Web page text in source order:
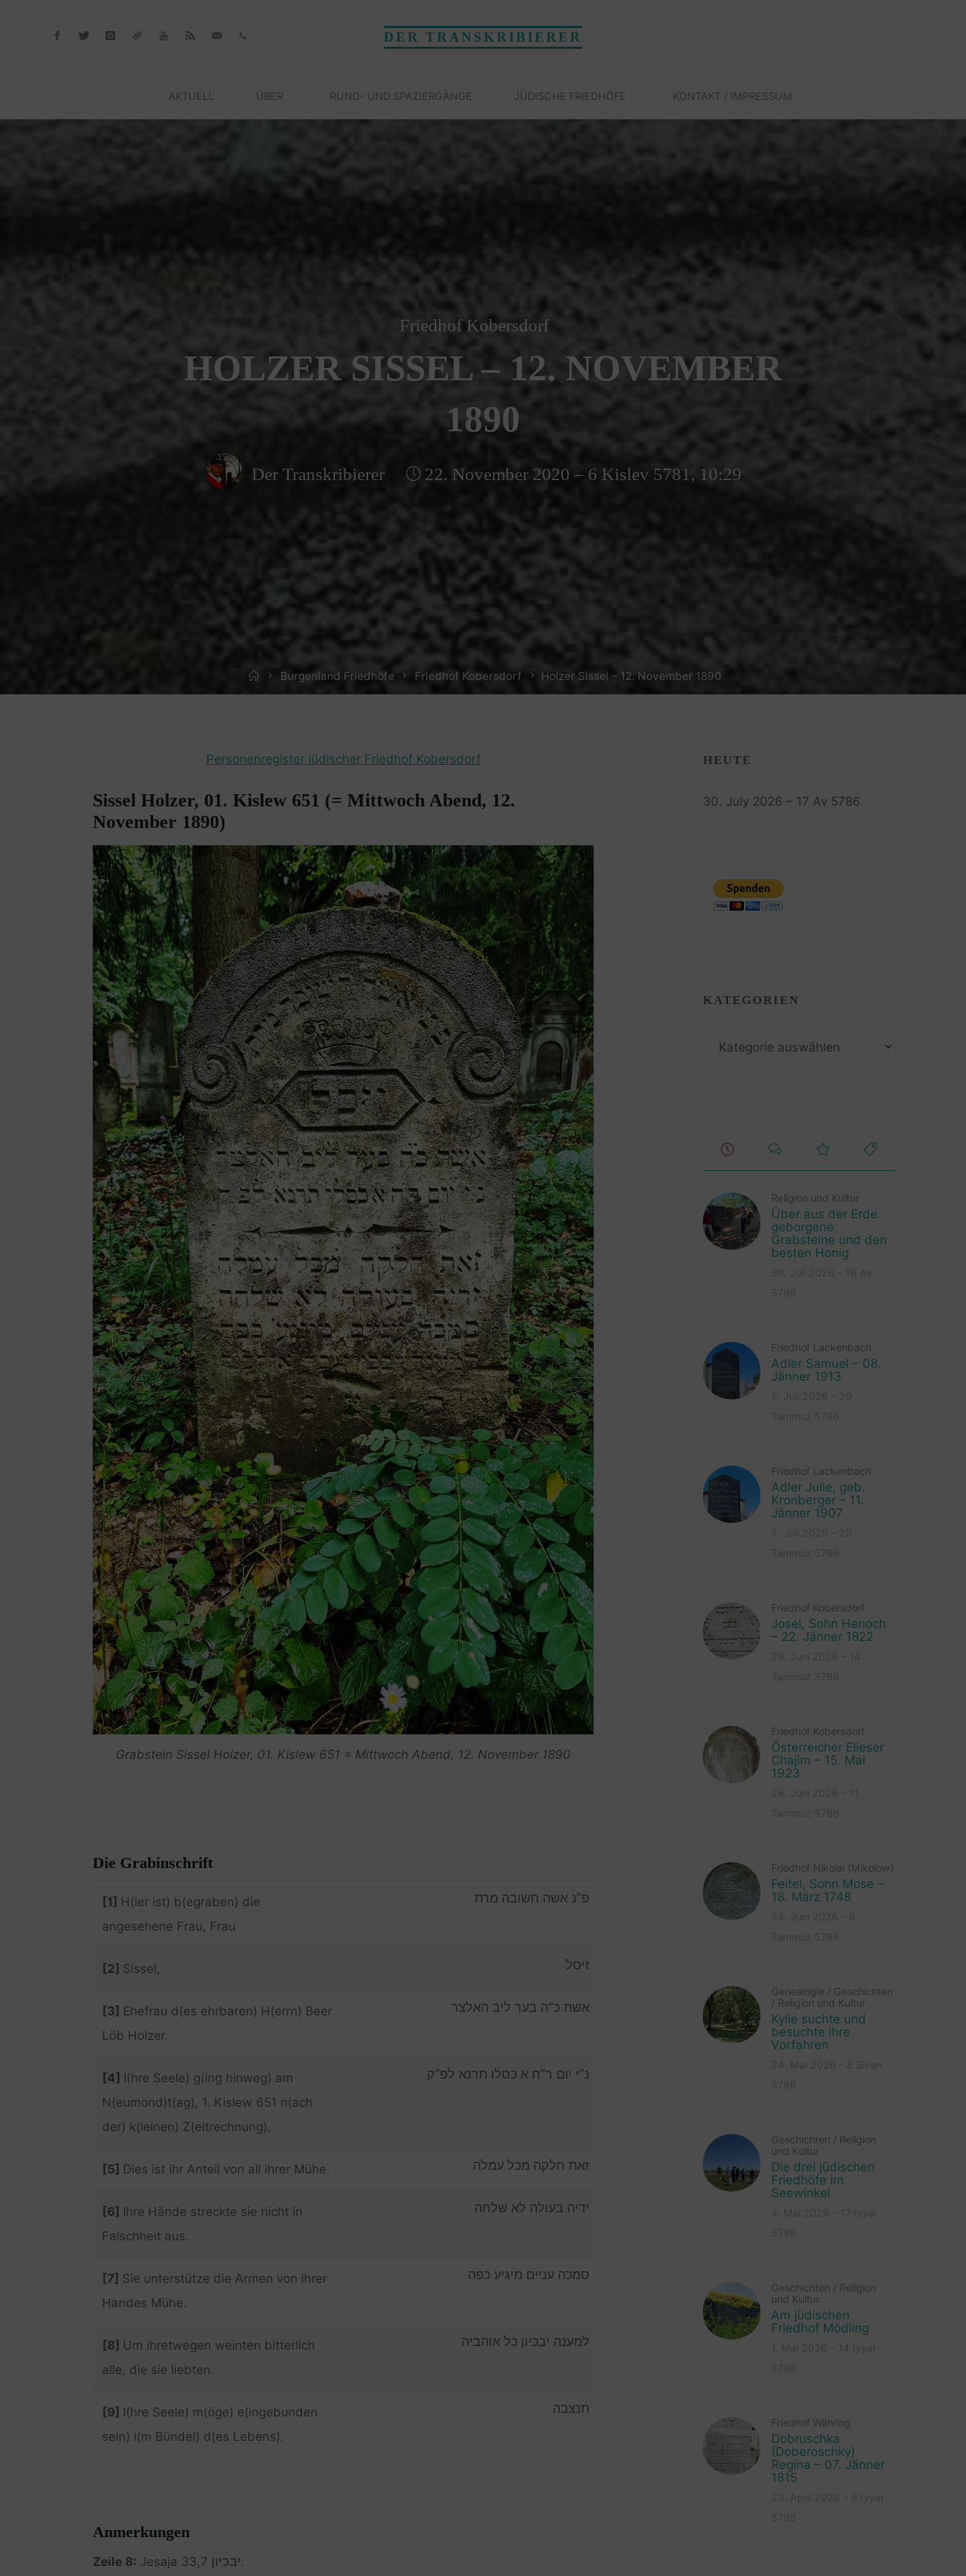
DER TRANSKRIBIERER
AKTUELL ÜBER RUND- UND SPAZIERGÄNGE JÜDISCHE FRIEDHÖFE KONTAKT / IMPRESSUM
Friedhof Kobersdorf
HOLZER SISSEL – 12. NOVEMBER
1890
Der Transkribierer 22. November 2020 – 6 Kislev 5781, 10:29
HomeBurgenland Friedhöfe Friedhof Kobersdorf Holzer Sissel – 12. November 1890
Personenregister jüdischer Friedhof Kobersdorf
Sissel Holzer, 01. Kislew 651 (= Mittwoch Abend, 12.
November 1890)
Grabstein Sissel Holzer, 01. Kislew 651 = Mittwoch Abend, 12. November 1890
Die Grabinschrift
[1] H(ier ist) b(egraben) die
angesehene Frau, Frau
פ”נ אשה חשובה מרת
[2] Sissel, זיסל
[3] Ehefrau d(es ehrbaren) H(errn) Beer
Löb Holzer.
אשת כ”ה בער ליב האלצר
[4] I(hre Seele) g(ing hinweg) am
N(eumond)t(ag), 1. Kislew 651 n(ach
der) k(leinen) Z(eitrechnung).
נ”י יום ר”ח א כסלו תרנא לפ”ק
[5] Dies ist ihr Anteil von all ihrer Mühe. זאת חלקה מכל עמלה
[6] Ihre Hände streckte sie nicht in
Falschheit aus.
ידיה בעולה לא שלחה
[7] Sie unterstütze die Armen von ihrer
Handes Mühe.
סמכה עניים מיגיע כפה
[8] Um ihretwegen weinten bitterlich
alle, die sie liebten.
למענה יבכיון כל אוהביה
[9] I(hre Seele) m(öge) e(ingebunden
sein) i(m Bündel) d(es Lebens).
תנצבה
Anmerkungen
Zeile 8: Jesaja 33,7 יבכיון .
HEUTE
30. July 2026 – 17 Av 5786
KATEGORIEN
Religion und Kultur
Über aus der Erde
geborgene
Grabsteine und den
besten Honig
Friedhof Lackenbach
Adler Samuel – 08.
Jänner 1913
Friedhof Lackenbach
Adler Julie, geb.
Kronberger – 11.
Jänner 1907
Friedhof Kobersdorf
Josel, Sohn Henoch
– 22. Jänner 1822
Friedhof Kobersdorf
Österreicher Elieser
Chajim – 15. Mai
1923
Friedhof Nikolai (Mikolow)
Feitel, Sohn Mose –
18. März 1748
Genealogie / Geschichten
/ Religion und Kultur
Kylie suchte und
besuchte ihre
Vorfahren
Geschichten / Religion
und Kultur
Die drei jüdischen
Friedhöfe im
Seewinkel
Geschichten / Religion
und Kultur
Am jüdischen
Friedhof Mödling
Friedhof Währing
Dobruschka
(Doberoschky)
Regina – 07. Jänner
1815